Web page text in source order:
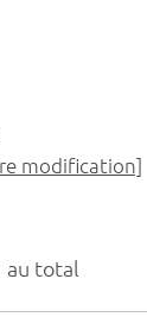
au total
modification]